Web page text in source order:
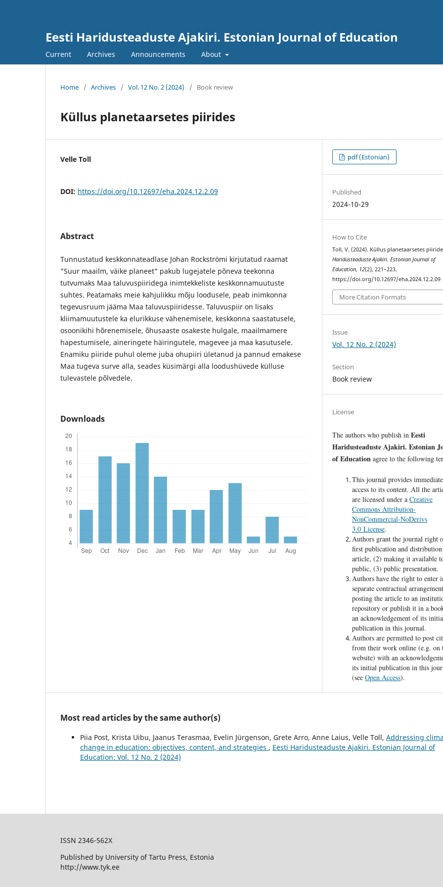
Eesti Haridusteaduste Ajakiri. Estonian Journal of Education
Current Archives Announcements About
Home / Archives / Vol. 12 No. 2 (2024) / Book review
Küllus planetaarsetes piirides
Velle Toll
DOI: https://doi.org/10.12697/eha.2024.12.2.09
Abstract
Tunnustatud keskkonnateadlase Johan Rockströmi kirjutatud raamat
"Suur maailm, väike planeet" pakub lugejatele põneva teekonna
tutvumaks Maa taluvuspiiridega inimtekkeliste keskkonnamuutuste
suhtes. Peatamaks meie kahjulikku mõju loodusele, peab inimkonna
tegevusruum jääma Maa taluvuspiiridesse. Taluvuspiir on lisaks
kliimamuutustele ka elurikkuse vähenemisele, keskkonna saastatusele,
osoonikihi hõrenemisele, õhusaaste osakeste hulgale, maailmamere
hapestumisele, aineringete häiringutele, magevee­ ja maa kasutusele.
Enamiku piiride puhul oleme juba ohupiiri ületanud ja pannud emakese
Maa tugeva surve alla, seades küsimärgi alla loodushüvede külluse
tulevastele põlvedele.
Downloads
pdf (Estonian)
Published
2024-10-29
How to Cite
Toll, V. (2024). Küllus planetaarsetes
Haridusteaduste Ajakiri. Estonian Journal of
Education, 12(2), 221–223.
https://doi.org/10.12697/eha.2024.12.2.09
More Citation Formats
Issue
Vol. 12 No. 2 (2024)
Section
Book review
License
The authors who publish inEesti
Haridusteaduste Ajakiri. Estonian
of Education agree to the following
This journal provides
access to its content. All the
are licensed under aCreative
Commons Attribution-
NonCommercial-NoDerivs
3.0 License.
Authors grant the journal right
first publication and
article, (2) making it available
public, (3) public presentation.
Authors have the right to enter
separate contractual
posting the article to an
repository or publish it in a
an acknowledgement of its
publication in this journal.
Authors are permitted to post
from their work online (e.g. on
website) with an
its initial publication in this
(seeOpen Access).
Most read articles by the same author(s)
Piia Post, Krista Uibu, Jaanus Terasmaa, Evelin Jürgenson, Grete Arro, Anne Laius, Velle Toll, Addressing
change in education: objectives, content, and strategies , Eesti Haridusteaduste Ajakiri. Estonian Journal of
Education: Vol. 12 No. 2 (2024)
ISSN 2346-562X
Published by University of Tartu Press, Estonia
http://www.tyk.ee